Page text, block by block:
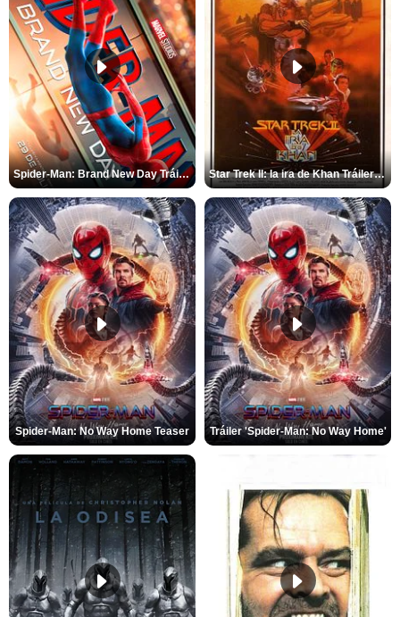
Spider-Man: Brand New Day Tráiler (3) Star Trek II: la ira de Khan Tráiler VO
Spider-Man: No Way Home Teaser Tráiler 'Spider-Man: No Way Home'